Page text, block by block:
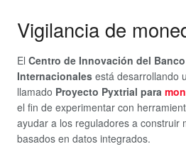
Vigilancia de
El Centro de Innovación del
Internacionales está desarrollando
llamado Proyecto Pyxtrial para
el fin de experimentar con
ayudar a los reguladores a construir
basados en datos integrados.